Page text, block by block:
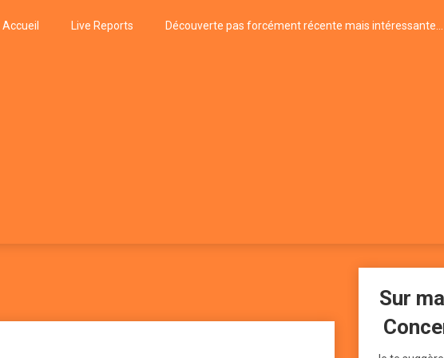
Accueil Live Reports Découverte pas forcément récente mais intéressante…
Sur